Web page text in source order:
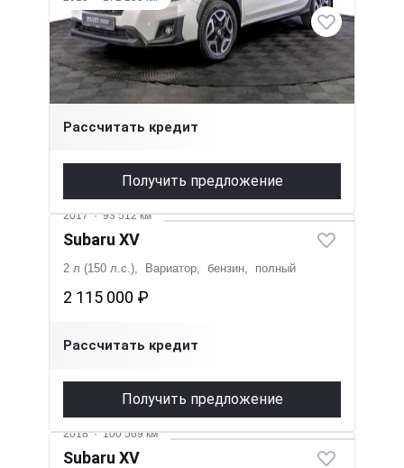
Subaru XV
2 л (150 л.с.), Вариатор, бензин, полный
1 995 000 ₽
Рассчитать кредит
Получить предложение
2017·93 512 км
Subaru XV
2 л (150 л.с.), Вариатор, бензин, полный
2 115 000 ₽
Рассчитать кредит
Получить предложение
2018·100 569 км
Subaru XV